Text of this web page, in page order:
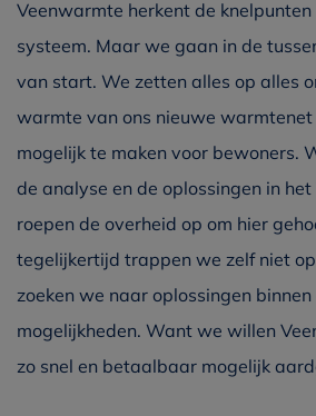
Veenwarmte herkent de
systeem. Maar we gaan in de
van start. We zetten alles op alles
warmte van ons nieuwe
mogelijk te maken voor bewoners.
de analyse en de oplossingen in
roepen de overheid op om hier
tegelijkertijd trappen we zelf niet
zoeken we naar oplossingen
mogelijkheden. Want we willen
zo snel en betaalbaar mogelijk